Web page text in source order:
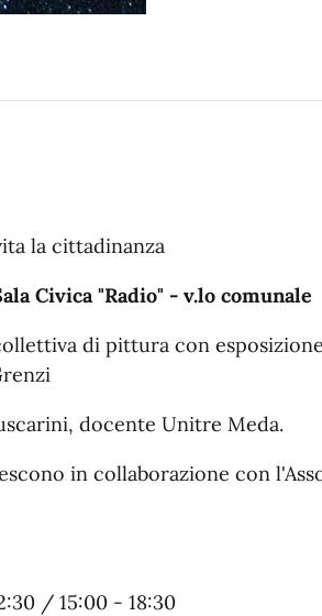
la cittadinanza
Civica "Radio" - v.lo comunale
di pittura con
docente Unitre Meda.
in collaborazione con
/ 15:00 - 18:30